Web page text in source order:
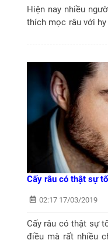
Hiện nay nhiều
thích mọc râu với
Cấy râu có thật sự
02:17 17/03/2019
Cấy râu có thật sự
điều mà rất nhiều